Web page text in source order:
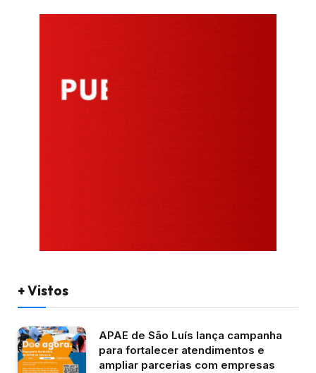
+ Vistos
APAE de São Luís lança campanha
para fortalecer atendimentos e
ampliar parcerias com empresas